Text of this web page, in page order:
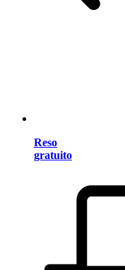
Reso
gratuito